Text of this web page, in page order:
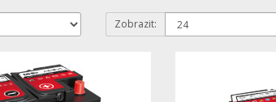
Zobrazit: